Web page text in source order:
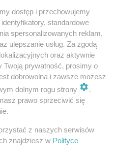
aktywne!
dostęp i przechowujemy
standardowe
spersonalizowanych reklam,
ulepszanie usług. Za zgodą
oraz aktywnie
Twoją prywatność, prosimy o
dobrowolna i zawsze możesz
dolnym rogu strony
prawo sprzeciwić się
z naszych serwisów
znajdziesz w Polityce